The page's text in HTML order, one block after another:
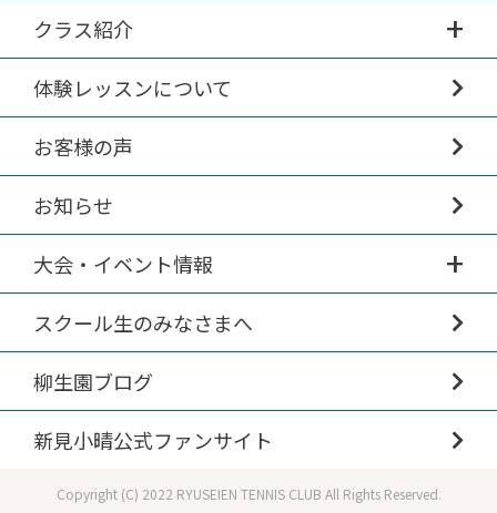
クラス紹介
体験レッスンについて
お客様の声
お知らせ
大会・イベント情報
スクール生のみなさまへ
柳生園ブログ
新見小晴公式ファンサイト
Copyright (C) 2022 RYUSEIEN TENNIS CLUB All Rights Reserved.